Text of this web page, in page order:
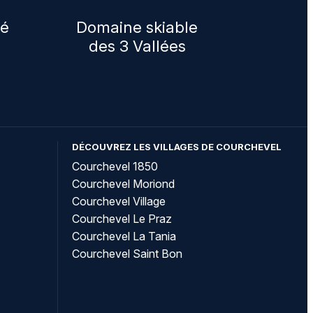
Domaine skiable
des 3 Vallées
DÉCOUVREZ LES VILLAGES DE COURCHEVEL
Courchevel 1850
Courchevel Moriond
Courchevel Village
Courchevel Le Praz
Courchevel La Tania
Courchevel Saint Bon